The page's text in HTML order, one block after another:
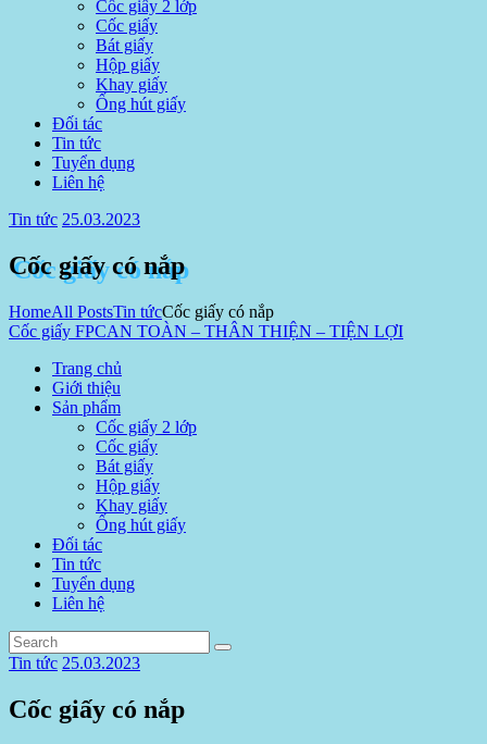
Cốc giấy 2 lớp
Cốc giấy
Bát giấy
Hộp giấy
Khay giấy
Ống hút giấy
Đối tác
Tin tức
Tuyển dụng
Liên hệ
Tin tức 25.03.2023
Cốc giấy có nắp
HomeAll PostsTin tứcCốc giấy có nắp
Cốc giấy FPCAN TOÀN – THÂN THIỆN – TIỆN LỢI
Trang chủ
Giới thiệu
Sản phẩm
Cốc giấy 2 lớp
Cốc giấy
Bát giấy
Hộp giấy
Khay giấy
Ống hút giấy
Đối tác
Tin tức
Tuyển dụng
Liên hệ
Tin tức 25.03.2023
Cốc giấy có nắp